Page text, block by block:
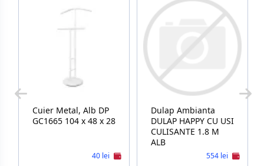
Cuier Metal, Alb DP
GC1665 104 x 48 x 28
40 lei
Dulap Ambianta
DULAP HAPPY CU USI
CULISANTE 1.8 M
ALB
554 lei